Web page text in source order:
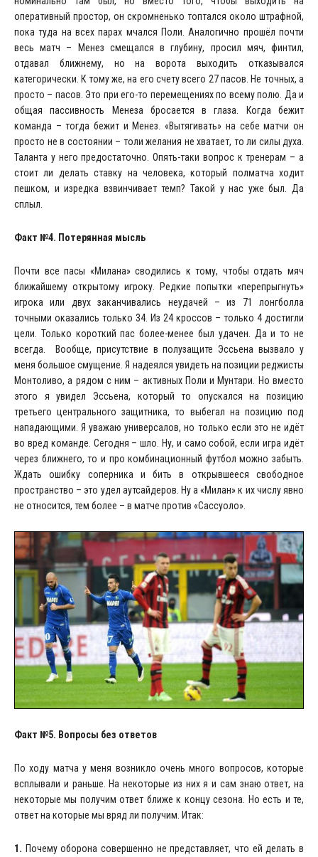
оперативный простор, он скромненько топтался около штрафной,
пока туда на всех парах мчался Поли. Аналогично прошёл почти
весь матч – Менез смещался в глубину, просил мяч, финтил,
отдавал ближнему, но на ворота выходить отказывался
категорически. К тому же, на его счету всего 27 пасов. Не точных, а
просто – пасов. Это при его-то перемещениях по всему полю. Да и
общая пассивность Менеза бросается в глаза. Когда бежит
команда – тогда бежит и Менез. «Вытягивать» на себе матчи он
просто не в состоянии – толи желания не хватает, то ли силы духа.
Таланта у него предостаточно. Опять-таки вопрос к тренерам – а
стоит ли делать ставку на человека, который полматча ходит
пешком, и изредка взвинчивает темп? Такой у нас уже был. Да
сплыл.
Факт №4. Потерянная мысль
Почти все пасы «Милана» сводились к тому, чтобы отдать мяч
ближайшему открытому игроку. Редкие попытки «перепрыгнуть»
игрока или двух заканчивались неудачей – из 71 лонгболла
точными оказались только 34. Из 24 кроссов – только 4 достигли
цели. Только короткий пас более-менее был удачен. Да и то не
всегда. Вообще, присутствие в полузащите Эссьена вызвало у
меня большое смущение. Я надеялся увидеть на позиции реджисты
Монтоливо, а рядом с ним – активных Поли и Мунтари. Но вместо
этого я увидел Эссьена, который то опускался на позицию
третьего центрального защитника, то выбегал на позицию под
нападающими. Я уважаю универсалов, но только если это не идёт
во вред команде. Сегодня – шло. Ну, и само собой, если игра идёт
через ближнего, то и про комбинационный футбол можно забыть.
Ждать ошибку соперника и бить в открывшееся свободное
пространство – это удел аутсайдеров. Ну а «Милан» к их числу явно
не относится, тем более – в матче против «Сассуоло».
Факт №5. Вопросы без ответов
По ходу матча у меня возникло очень много вопросов, которые
всплывали и раньше. На некоторые из них я и сам знаю ответ, на
некоторые мы получим ответ ближе к концу сезона. Но есть и те,
ответ на которые мы вряд ли получим. Итак:
1. Почему оборона совершенно не представляет, что ей делать в